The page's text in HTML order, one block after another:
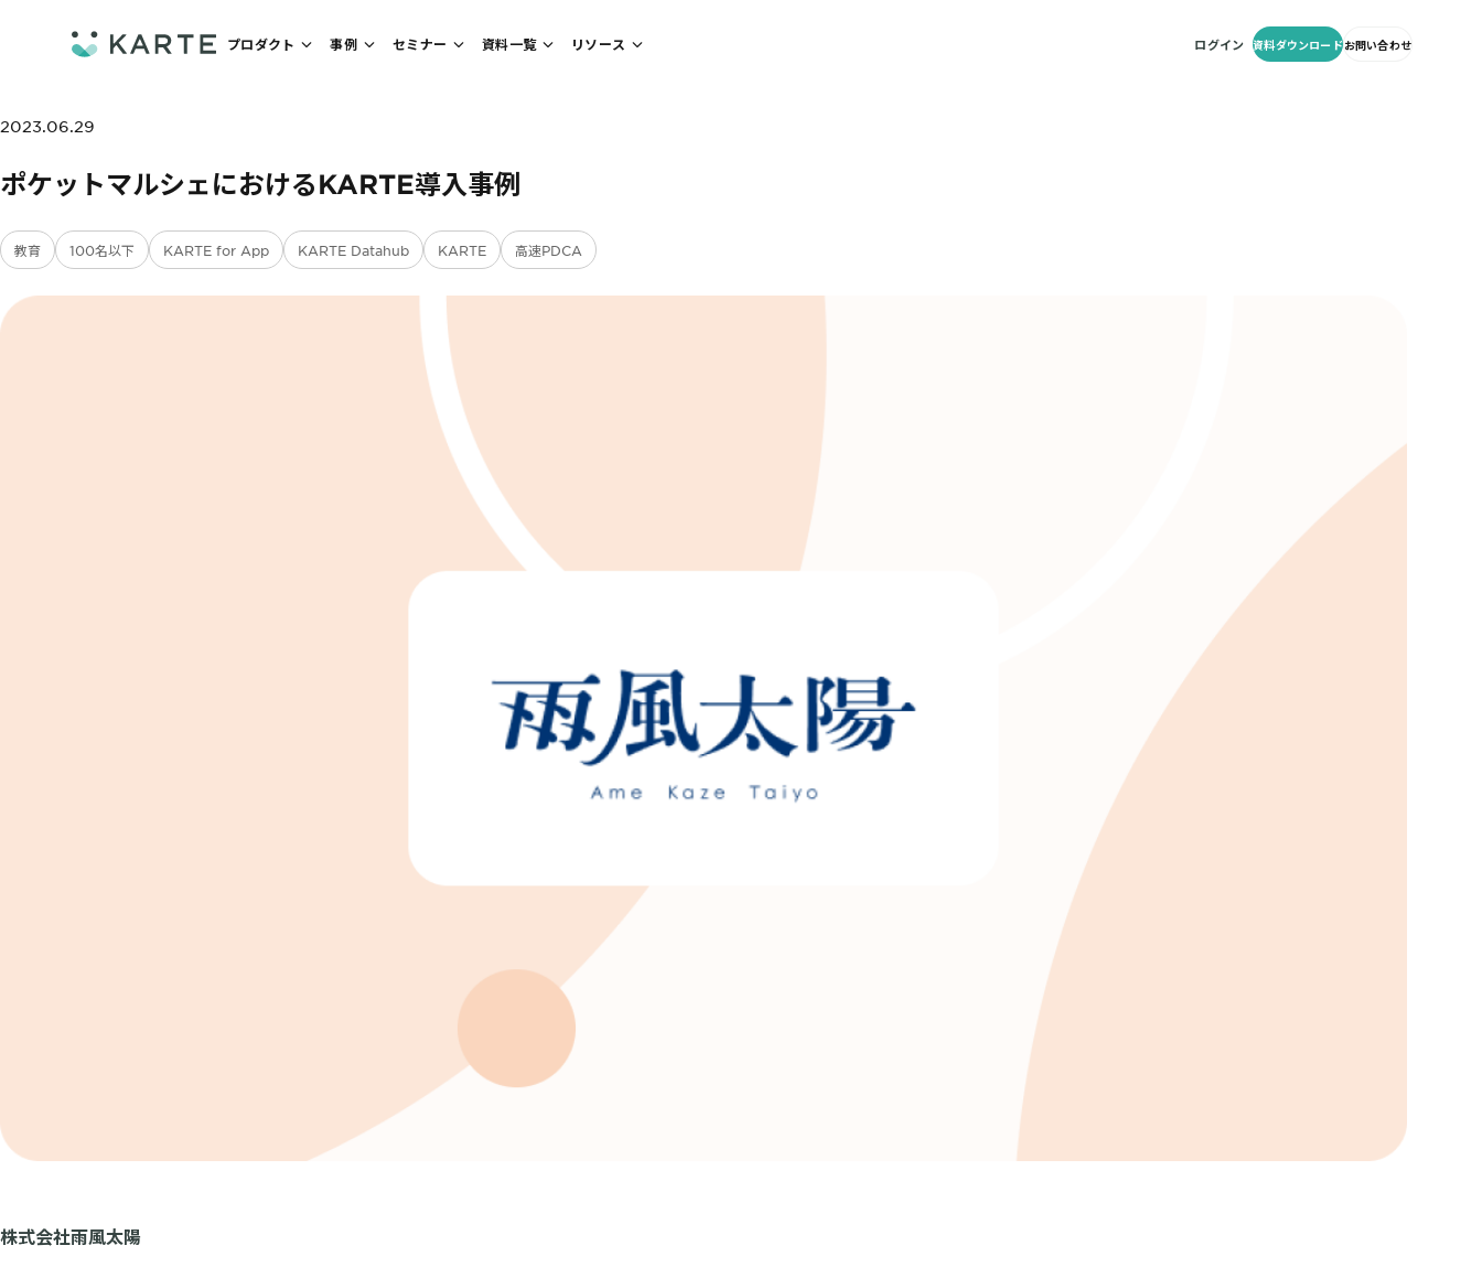
資料ダウンロード
プロダクト 事例 セミナー 資料一覧 リソース ログイン 資料ダウンロードお問い合わせ
2023.06.29
ポケットマルシェにおけるKARTE導入事例
教育 100名以下 KARTE for App KARTE Datahub KARTE 高速PDCA
株式会社雨風太陽